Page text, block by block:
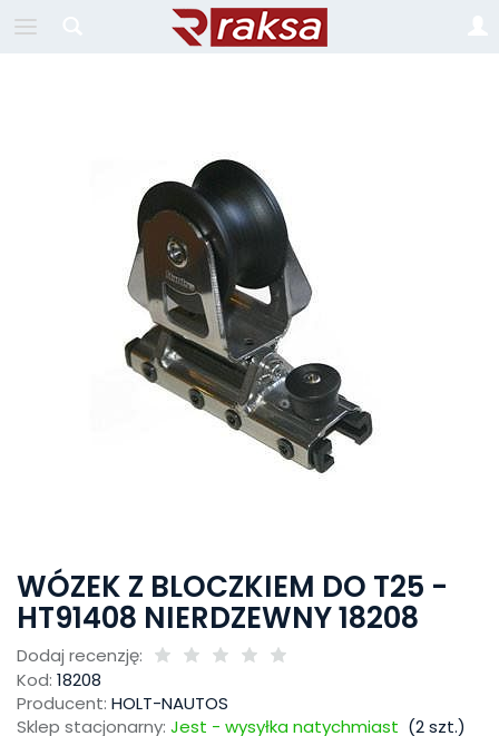
WÓZEK Z BLOCZKIEM DO T25 -
HT91408 NIERDZEWNY 18208
Dodaj recenzję:
Kod: 18208
Producent: HOLT-NAUTOS
Sklep stacjonarny: Jest - wysyłka natychmiast (2szt.)